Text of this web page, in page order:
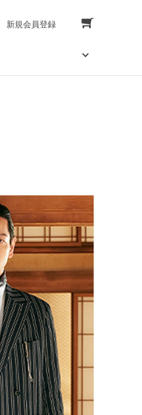
新規会員登録